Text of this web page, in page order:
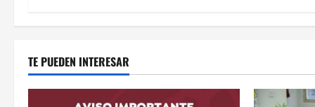
r
a
TE PUEDEN INTERESAR